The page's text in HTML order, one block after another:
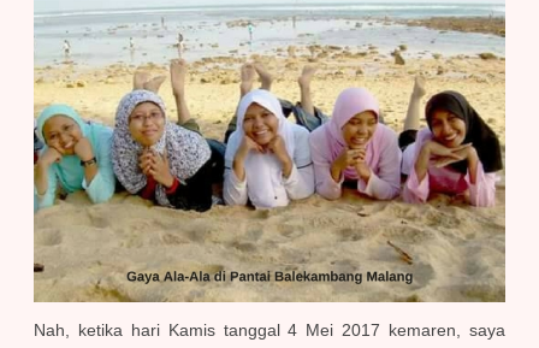
Nah, ketika hari Kamis tanggal 4 Mei 2017 kemaren, saya